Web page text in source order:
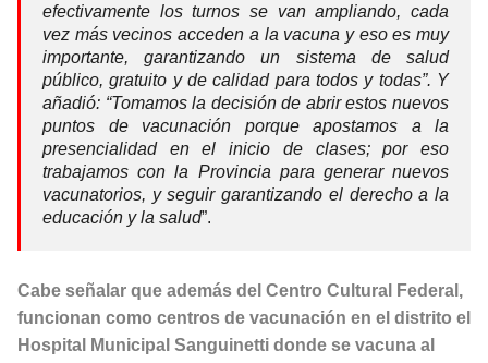
efectivamente los turnos se van ampliando, cada
vez más vecinos acceden a la vacuna y eso es muy
importante, garantizando un sistema de salud
público, gratuito y de calidad para todos y todas”. Y
añadió: “Tomamos la decisión de abrir estos nuevos
puntos de vacunación porque apostamos a la
presencialidad en el inicio de clases; por eso
trabajamos con la Provincia para generar nuevos
vacunatorios, y seguir garantizando el derecho a la
educación y la salud”.
Cabe señalar que además del Centro Cultural Federal,
funcionan como centros de vacunación en el distrito el
Hospital Municipal Sanguinetti donde se vacuna al